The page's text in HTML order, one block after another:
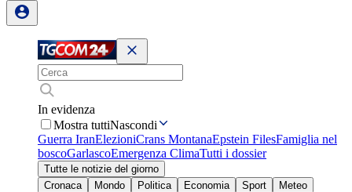
In evidenza
Mostra tuttiNascondi
Guerra IranElezioniCrans MontanaEpstein FilesFamiglia nel
boscoGarlascoEmergenza ClimaTutti i dossier
Tutte le notizie del giorno
Cronaca
Mondo Politica Economia Sport
Meteo